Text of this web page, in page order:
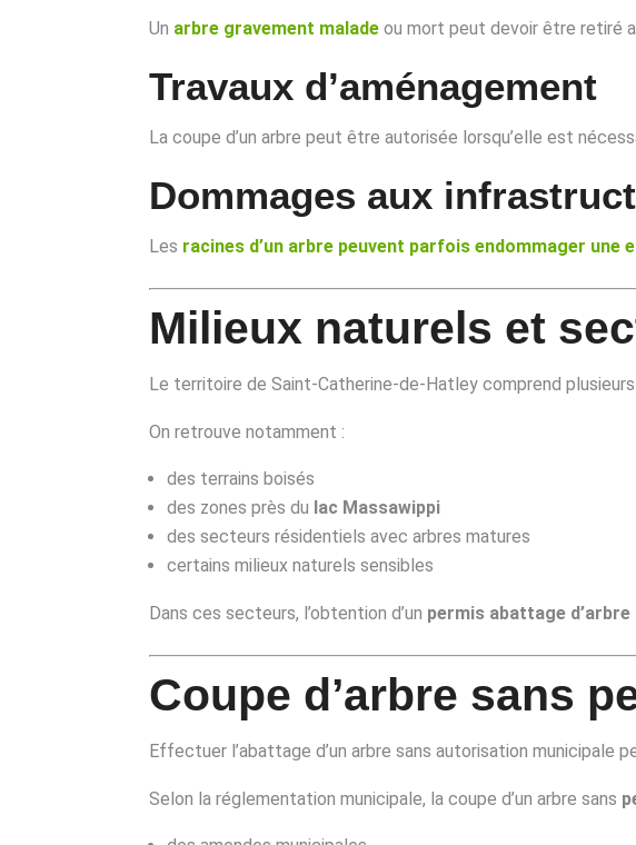
Un arbre gravement malade ou mort peut devoir être retiré
Travaux d’aménagement
La coupe d’un arbre peut être autorisée lorsqu’elle est
Dommages aux
Les racines d’un arbre peuvent parfois endommager une
Milieux naturels et
Le territoire de Saint-Catherine-de-Hatley comprend
On retrouve notamment :
des terrains boisés
des zones près du lac Massawippi
des secteurs résidentiels avec arbres matures
certains milieux naturels sensibles
Dans ces secteurs, l’obtention d’un permis abattage
Coupe d’arbre sans
Effectuer l’abattage d’un arbre sans autorisation municipale
Selon la réglementation municipale, la coupe d’un arbre sans